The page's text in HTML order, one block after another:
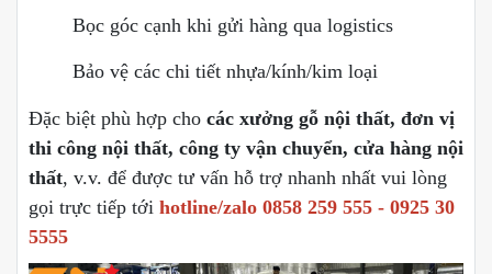
Bọc góc cạnh khi gửi hàng qua logistics
Bảo vệ các chi tiết nhựa/kính/kim loại
Đặc biệt phù hợp cho các xưởng gỗ nội thất, đơn vị
thi công nội thất, công ty vận chuyển, cửa hàng nội
thất, v.v. để được tư vấn hỗ trợ nhanh nhất vui lòng
gọi trực tiếp tới hotline/zalo 0858 259 555 - 0925 30
5555